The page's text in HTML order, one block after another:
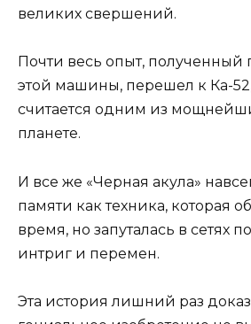
великих свершений.
Почти весь опыт, полученный
этой машины, перешел к Ка-
считается одним из
планете.
И все же «Черная акула»
памяти как техника, которая
время, но запуталась в сетях
интриг и перемен.
Эта история лишний раз